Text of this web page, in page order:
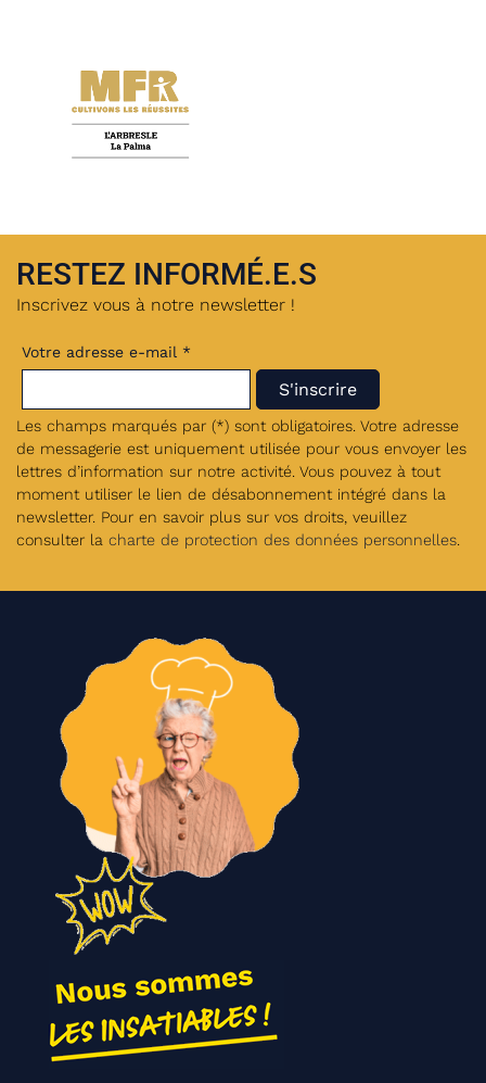
RESTEZ INFORMÉ.E.S
Inscrivez vous à notre newsletter !
Votre adresse e-mail *
Les champs marqués par (*) sont obligatoires. Votre adresse
de messagerie est uniquement utilisée pour vous envoyer les
lettres d’information sur notre activité. Vous pouvez à tout
moment utiliser le lien de désabonnement intégré dans la
newsletter. Pour en savoir plus sur vos droits, veuillez
consulter la charte de protection des données personnelles